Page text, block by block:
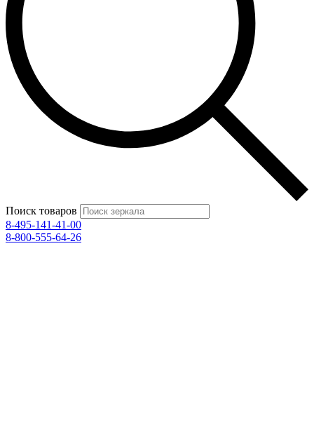
Поиск товаров
8-495-141-41-00
8-800-555-64-26